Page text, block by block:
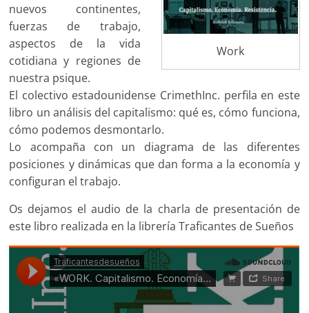
Work
nuevos continentes,
fuerzas de trabajo,
aspectos de la vida
cotidiana y regiones de
nuestra psique.
El colectivo estadounidense CrimethInc. perfila en este
libro un análisis del capitalismo: qué es, cómo funciona,
cómo podemos desmontarlo.
Lo acompaña con un diagrama de las diferentes
posiciones y dinámicas que dan forma a la economía y
configuran el trabajo.
Os dejamos el audio de la charla de presentación de
este libro realizada en la librería Traficantes de Sueños